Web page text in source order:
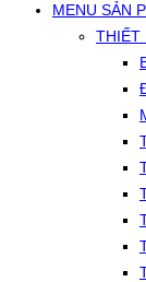
MENU SẢN
THIẾT